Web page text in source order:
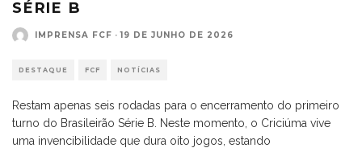
SÉRIE B
IMPRENSA FCF · 19 DE JUNHO DE 2026
DESTAQUE FCF NOTÍCIAS
Restam apenas seis rodadas para o encerramento do primeiro
turno do Brasileirão Série B. Neste momento, o Criciúma vive
uma invencibilidade que dura oito jogos, estando